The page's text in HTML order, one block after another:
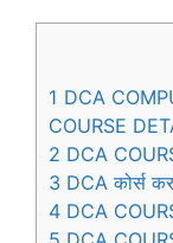
1 DCA
COURSE
2 DCA
3 DCA कोर्स
4 DCA